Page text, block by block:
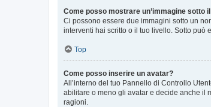
Come posso mostrare un’immagine sotto
Ci possono essere due immagini sotto un
interventi hai scritto o il tuo livello. Sotto può
Top
Come posso inserire un avatar?
All’interno del tuo Pannello di Controllo
abilitare o meno gli avatar e decide anche il
ragioni.